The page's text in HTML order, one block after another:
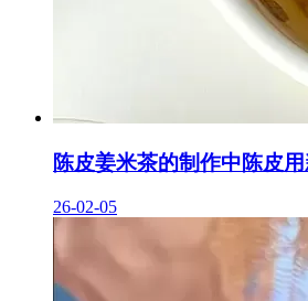
陈皮姜米茶的制作中陈皮
26-02-05